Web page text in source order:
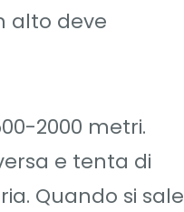
alto deve
2000 metri.
e tenta di
Quando si sale